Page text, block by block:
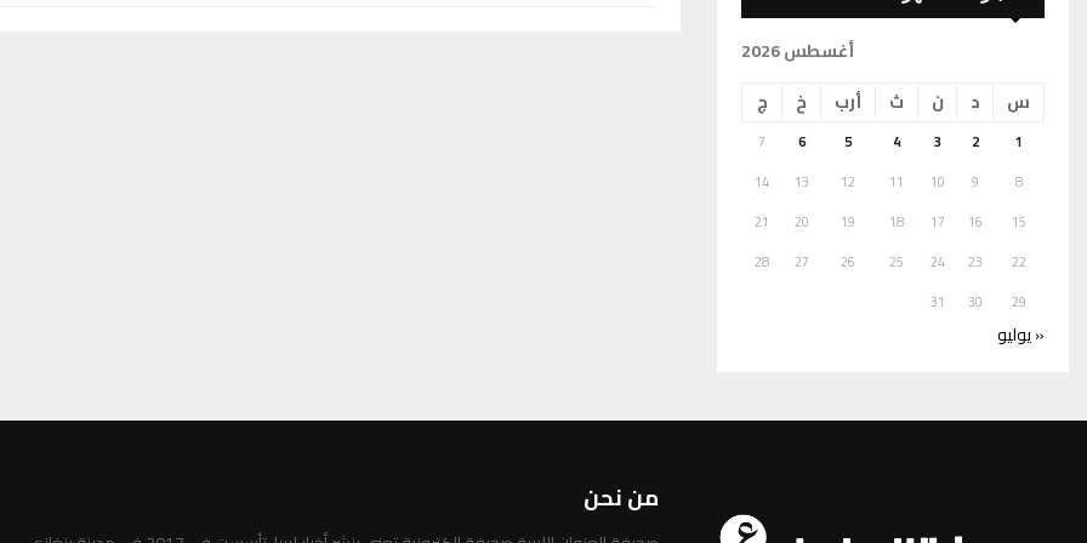
أغسطس 2026
س
د ن ث أرب خ ج
1
2
3
4
5
6
7
8
9
10
11
12
13
14
15
16
17
18
19
20
21
22
23
24
25
26
27
28
29
30
31
« يوليو
من نحن